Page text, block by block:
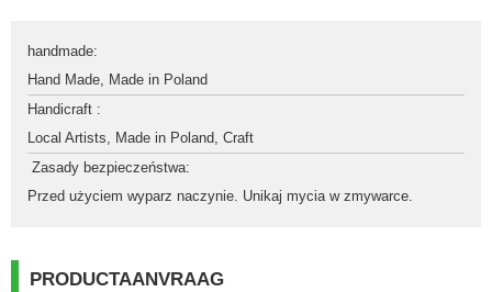
handmade:
Hand Made, Made in Poland
Handicraft :
Local Artists, Made in Poland, Craft
Zasady bezpieczeństwa:
Przed użyciem wyparz naczynie. Unikaj mycia w zmywarce.
PRODUCTAANVRAAG